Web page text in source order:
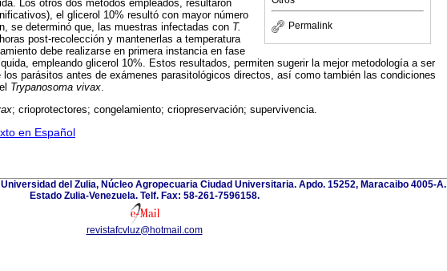
Permalink
Los otros dos métodos empleados, resultaron
el glicerol 10% resultó con mayor número
se determinó que, las muestras infectadas con T.
post-recolección y mantenerlas a temperatura
debe realizarse en primera instancia en fase
empleando glicerol 10%. Estos resultados, permiten sugerir la mejor metodología a ser
parásitos antes de exámenes parasitológicos directos, así como también las condiciones
Trypanosoma vivax.
; crioprotectores; congelamiento; criopreservación; supervivencia.
en Español
del Zulia, Núcleo Agropecuaria Ciudad Universitaria. Apdo. 15252, Maracaibo 4005-A.
Estado Zulia-Venezuela. Telf. Fax: 58-261-7596158.
revistafcvluz@hotmail.com